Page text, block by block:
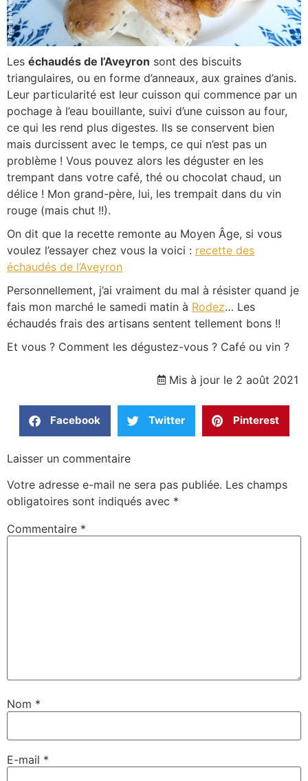
Les échaudés de l’Aveyron sont des biscuits
triangulaires, ou en forme d’anneaux, aux graines d’anis.
Leur particularité est leur cuisson qui commence par un
pochage à l’eau bouillante, suivi d’une cuisson au four,
ce qui les rend plus digestes. Ils se conservent bien
mais durcissent avec le temps, ce qui n’est pas un
problème ! Vous pouvez alors les déguster en les
trempant dans votre café, thé ou chocolat chaud, un
délice ! Mon grand-père, lui, les trempait dans du vin
rouge (mais chut !!).
On dit que la recette remonte au Moyen Âge, si vous
voulez l’essayer chez vous la voici : recette des
échaudés de l’Aveyron
Personnellement, j’ai vraiment du mal à résister quand je
fais mon marché le samedi matin à Rodez… Les
échaudés frais des artisans sentent tellement bons !!
Et vous ? Comment les dégustez-vous ? Café ou vin ?
Mis à jour le 2 août 2021
Facebook Twitter Pinterest
Laisser un commentaire
Votre adresse e-mail ne sera pas publiée. Les champs
obligatoires sont indiqués avec *
Commentaire *
Nom *
E-mail *